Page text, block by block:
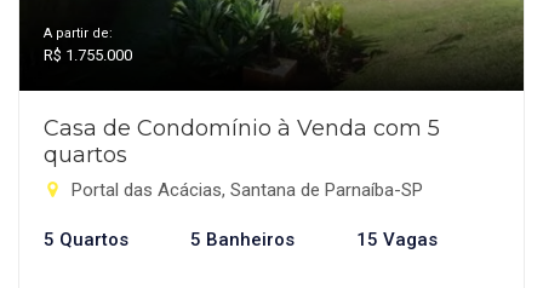
A partir de:
R$ 1.755.000
Casa de Condomínio à Venda com 5
quartos
Portal das Acácias, Santana de Parnaíba-SP
5 Quartos 5 Banheiros 15 Vagas